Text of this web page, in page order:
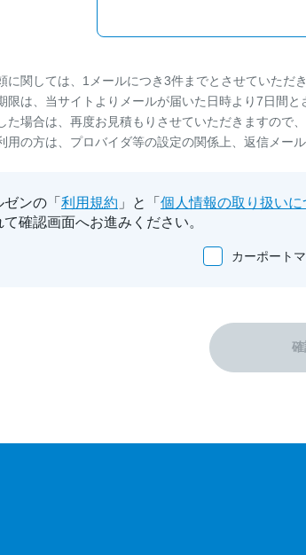
に関しては、1メールにつき3件までとさせていただき
限は、当サイトよりメールが届いた日時より7日間と
た場合は、再度お見積もりさせていただきますので
用の方は、プロバイダ等の設定の関係上、返信メー
ンの「 利用規約 」と「 個人情報の取り扱いに
確認画面へお進みください。
カーポート